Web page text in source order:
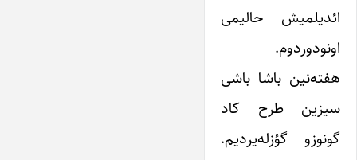
ائدیلمیش حالیمی
اونودوردوم.
هفته‌نین باشا باشی
سیزین طرح کاد
گونوزو گؤزله‌یردیم.